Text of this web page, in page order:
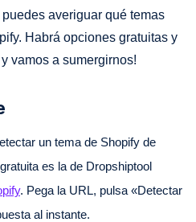
averiguar qué temas
Habrá opciones gratuitas y
vamos a sumergirnos!
un tema de Shopify de
es la de Dropshiptool
. Pega la URL, pulsa «Detectar
al instante.